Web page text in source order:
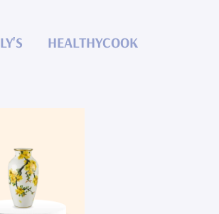
LY'S HEALTHYCOOK